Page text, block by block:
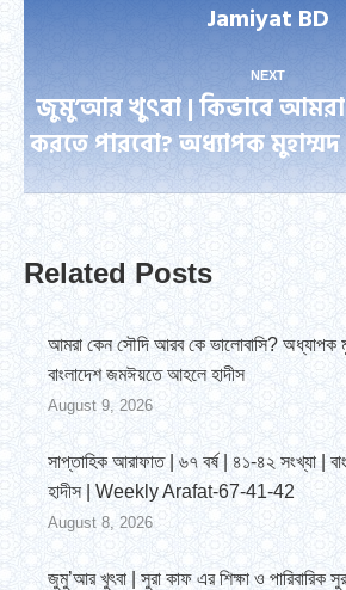
post:
Jamiyat BD
NEXT
Next
post:
জুমু’আর খুৎবা | কিভাবে
করতে পারবো? অধ্যাপক
Related Posts
আমরা কেন সৌদি আরব কে ভালোবাসি? অধ্যাপক
বাংলাদেশ জমঈয়তে আহলে হাদীস
August 9, 2026
সাপ্তাহিক আরাফাত | ৬৭ বর্ষ | ৪১-৪২ সংখ্যা |
হাদীস | Weekly Arafat-67-41-42
August 8, 2026
জুমু’আর খুৎবা | সুরা কাফ এর শিক্ষা ও পারিবারিক